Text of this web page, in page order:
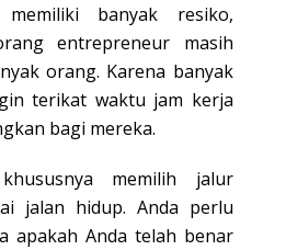
memiliki banyak resiko,
entrepreneur masih
orang. Karena banyak
terikat waktu jam kerja
bagi mereka.
memilih jalur
jalan hidup. Anda perlu
apakah Anda telah benar